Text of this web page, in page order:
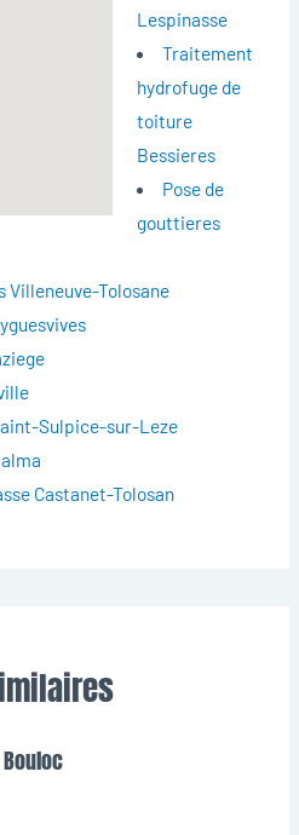
Lespinasse
Traitement
hydrofuge de
toiture
Bessieres
Pose de
gouttieres
Villeneuve-Tolosane
Sulpice-sur-Leze
Castanet-Tolosan